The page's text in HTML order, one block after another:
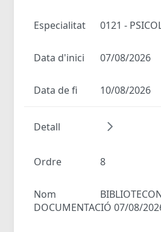
Especialitat 0121 -
Data d'inici 07/08/2026
Data de fi 10/08/2026
Detall
Ordre 8
Nom
DOCUMENTACIÓ 07/08/